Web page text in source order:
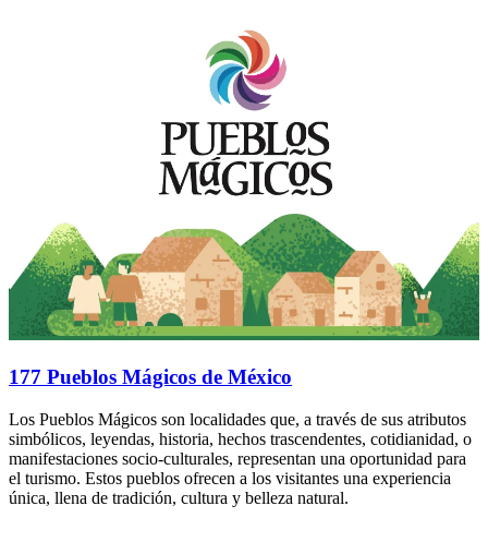
177 Pueblos Mágicos de México
Los Pueblos Mágicos son localidades que, a través de sus atributos
simbólicos, leyendas, historia, hechos trascendentes, cotidianidad, o
manifestaciones socio-culturales, representan una oportunidad para
el turismo. Estos pueblos ofrecen a los visitantes una experiencia
única, llena de tradición, cultura y belleza natural.